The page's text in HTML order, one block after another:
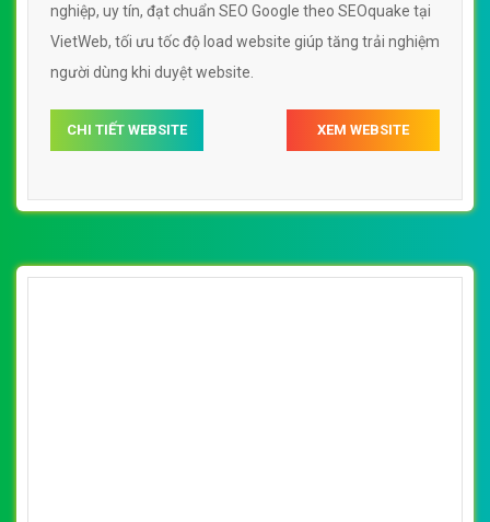
nghiệp, uy tín, đạt chuẩn SEO Google theo SEOquake tại
VietWeb, tối ưu tốc độ load website giúp tăng trải nghiệm
người dùng khi duyệt website.
CHI TIẾT WEBSITE XEM WEBSITE